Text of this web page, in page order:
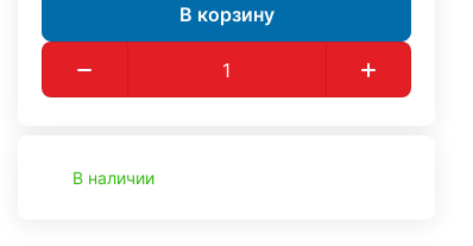
В корзину
В наличии